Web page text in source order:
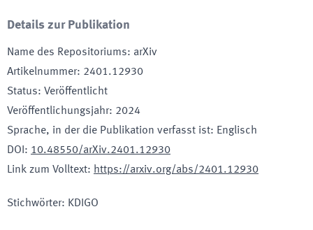
Details zur Publikation
Name des Repositoriums: arXiv
Artikelnummer: 2401.12930
Status: Veröffentlicht
Veröffentlichungsjahr: 2024
Sprache, in der die Publikation verfasst ist: Englisch
DOI : 10.48550/arXiv.2401.12930
Link zum Volltext: https://arxiv.org/abs/2401.12930
Stichwörter: KDIGO